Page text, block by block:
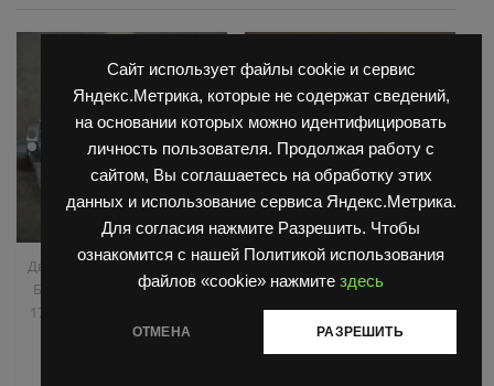
Сайт использует файлы cookie и сервис
Яндекс.Метрика, которые не содержат сведений,
на основании которых можно идентифицировать
личность пользователя. Продолжая работу с
сайтом, Вы соглашаетесь на обработку этих
данных и использование сервиса Яндекс.Метрика.
Для согласия нажмите Разрешить. Чтобы
ознакомится с нашей Политикой использования
файлов «cookie» нажмите здесь
ОТМЕНА РАЗРЕШИТЬ
Двигатель Д3900, Запчасти
Балканкар
Погрузчик ДВ
1792, 1788, 1794, 1784, 1786
ТНВД 2500/3900
Запчасти Балканкар,
Запчасти ЕП 001 / ЕП 006 /
ЕП 011 / ЕС 301,Погрузчик
ЕВ 687